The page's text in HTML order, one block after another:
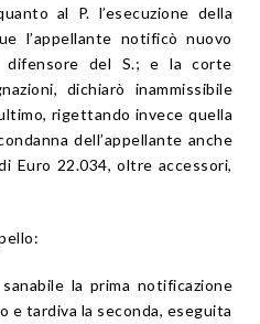
al P. l’esecuzione della
l’appellante notificò nuovo
difensore del S.; e la corte
dichiarò inammissibile
rigettando invece quella
dell’appellante anche
Euro 22.034, oltre accessori,
la prima notificazione
e tardiva la seconda, eseguita